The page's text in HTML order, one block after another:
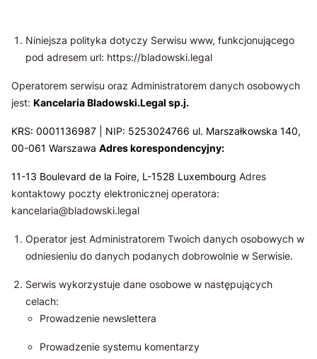
Niniejsza polityka dotyczy Serwisu www, funkcjonującego
pod adresem url: https://bladowski.legal
Operatorem serwisu oraz Administratorem danych osobowych
jest: Kancelaria Bladowski.Legal sp.j.
KRS: 0001136987 | NIP: 5253024766 ul. Marszałkowska 140,
00-061 Warszawa Adres korespondencyjny:
11-13 Boulevard de la Foire, L-1528 Luxembourg Adres
kontaktowy poczty elektronicznej operatora:
kancelaria@bladowski.legal
Operator jest Administratorem Twoich danych osobowych w
odniesieniu do danych podanych dobrowolnie w Serwisie.
Serwis wykorzystuje dane osobowe w następujących
celach:
Prowadzenie newslettera
Prowadzenie systemu komentarzy